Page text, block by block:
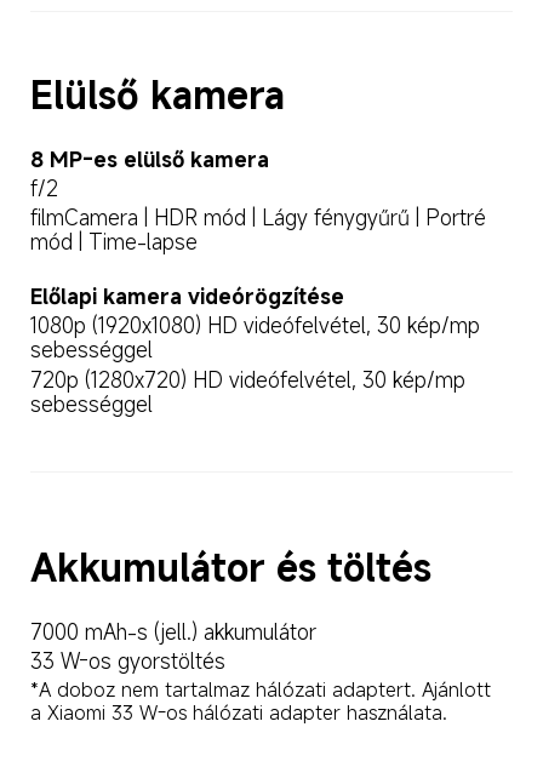
Elülső kamera
8 MP-es elülső kamera
f/2
filmCamera | HDR mód | Lágy fénygyűrű | Portré
mód | Time-lapse
Előlapi kamera videórögzítése
1080p (1920x1080) HD videófelvétel, 30 kép/mp
sebességgel
720p (1280x720) HD videófelvétel, 30 kép/mp
sebességgel
Akkumulátor és töltés
7000 mAh-s (jell.) akkumulátor
33 W-os gyorstöltés
*A doboz nem tartalmaz hálózati adaptert. Ajánlott
a Xiaomi 33 W-os hálózati adapter használata.